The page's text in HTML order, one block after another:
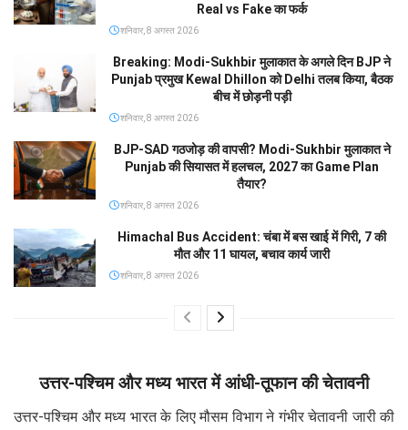
Real vs Fake का फर्क
शनिवार, 8 अगस्त 2026
Breaking: Modi-Sukhbir मुलाकात के अगले दिन BJP ने
Punjab प्रमुख Kewal Dhillon को Delhi तलब किया, बैठक
बीच में छोड़नी पड़ी
शनिवार, 8 अगस्त 2026
BJP-SAD गठजोड़ की वापसी? Modi-Sukhbir मुलाकात ने
Punjab की सियासत में हलचल, 2027 का Game Plan
तैयार?
शनिवार, 8 अगस्त 2026
Himachal Bus Accident: चंबा में बस खाई में गिरी, 7 की
मौत और 11 घायल, बचाव कार्य जारी
शनिवार, 8 अगस्त 2026
उत्तर-पश्चिम और मध्य भारत में आंधी-तूफान की चेतावनी
उत्तर-पश्चिम और मध्य भारत के लिए मौसम विभाग ने गंभीर चेतावनी जारी की